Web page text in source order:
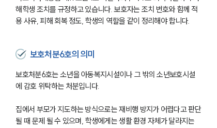
해학생 조치를 규정하고 있습니다. 보호자는 조치 번호와 함께 적
용 사유, 피해 회복 정도, 학생의 역할을 같이 정리해야 합니다.
보호처분6호의 의미
보호처분6호는 소년을 아동복지시설이나 그 밖의 소년보호시설
에 감호 위탁하는 처분입니다.
집에서 부모가 지도하는 방식으로는 재비행 방지가 어렵다고 판단
될 때 문제 될 수 있으며, 학생에게는 생활 환경 자체가 달라지는